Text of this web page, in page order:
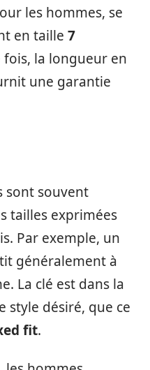
les hommes, se
en taille 7
fois, la longueur en
une garantie
sont souvent
tailles exprimées
Par exemple, un
généralement à
La clé est dans la
style désiré, que ce
fit.